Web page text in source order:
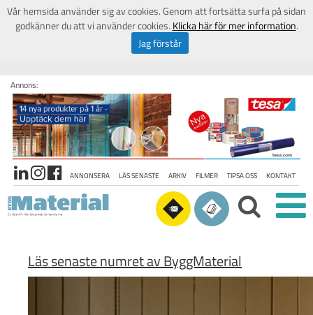
Annons:
ANNONSERA LÄS SENASTE ARKIV FILMER TIPSA OSS KONTAKT
Läs senaste numret av ByggMaterial
Vår hemsida använder sig av cookies. Genom att fortsätta surfa på sidan
godkänner du att vi använder cookies. Klicka här för mer information.
Jag förstår